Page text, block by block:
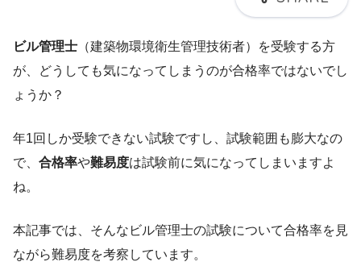
ビル管理士 （建築物環境衛生管理技術者）を受験する方
が、どうしても気になってしまうのが合格率ではないでし
ょうか？
年1回しか受験できない試験ですし、試験範囲も膨大なの
で、 合格率や難易度は試験前に気になってしまいますよ
ね。
本記事では、そんなビル管理士の試験について合格率を見
ながら難易度を考察しています。